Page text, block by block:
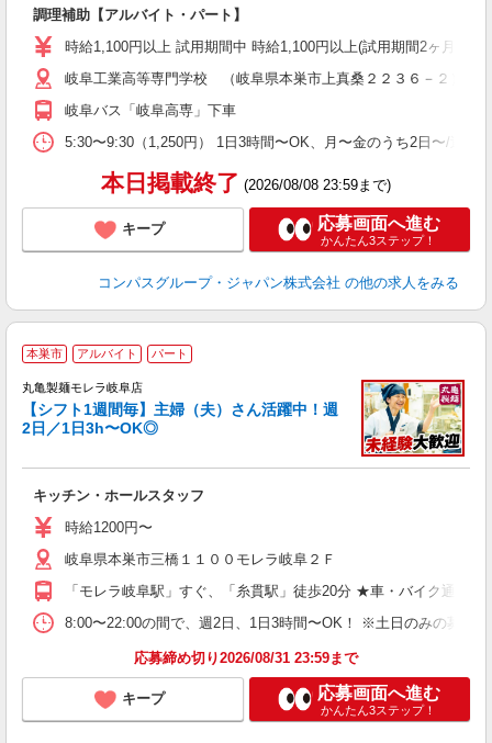
調理補助【アルバイト・パート】
時給1,100円以上 試用期間中 時給1,100円以上(試用期間2ヶ月)
岐阜工業高等専門学校 （岐阜県本巣市上真桑２２３６－２）
岐阜バス「岐阜高専」下車
5:30〜9:30（1,250円） 1日3時間〜OK、月〜金のうち2日〜/週
本日掲載終了 (2026/08/08 23:59まで)
キープ 応募画面へ進む
かんたん3ステップ！
コンパスグループ・ジャパン株式会社 の他の求人をみる
本巣市 アルバイト パート
丸亀製麺モレラ岐阜店
【シフト1週間毎】主婦（夫）さん活躍中！週
2日／1日3h〜OK◎
キッチン・ホールスタッフ
時給1200円〜
岐阜県本巣市三橋１１００モレラ岐阜２Ｆ
「モレラ岐阜駅」すぐ、「糸貫駅」徒歩20分 ★車・バイク通勤
8:00〜22:00の間で、週2日、1日3時間〜OK！ ※土日のみの募集
応募締め切り2026/08/31 23:59まで
キープ 応募画面へ進む
かんたん3ステップ！